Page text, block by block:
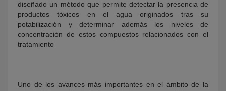
diseñado un método que permite detectar la presencia de
productos tóxicos en el agua originados tras su
potabilización y determinar además los niveles de
concentración de estos compuestos relacionados con el
tratamiento
Uno de los avances más importantes en el ámbito de la